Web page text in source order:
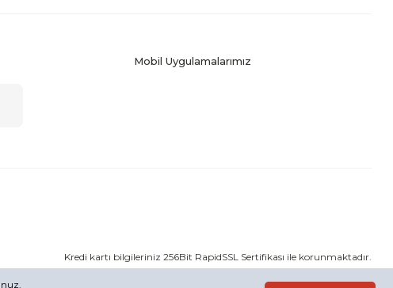
Mobil Uygulamalarımız
Kredi kartı bilgileriniz 256Bit RapidSSL Sertifikası ile korunmaktadır.